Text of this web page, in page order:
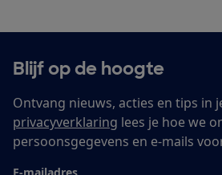
Blijf op de hoogte
Ontvang nieuws, acties en tips in
privacyverklaring lees je hoe we
persoonsgegevens en e-mails